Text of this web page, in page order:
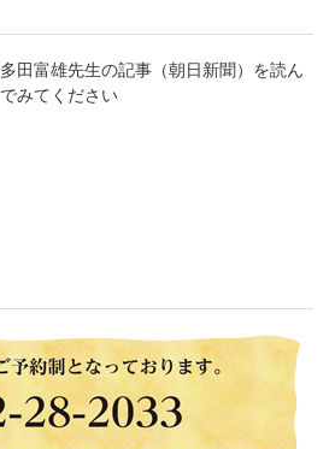
多田富雄先生の記事（朝日新聞）を読ん
でみてください